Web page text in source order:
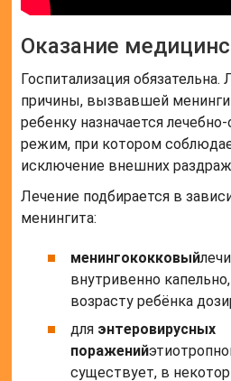
Оказание
Госпитализация обязательна.
причины, вызвавшей
ребенку назначается
режим, при котором
исключение внешних
Лечение подбирается в
менингита:
менингококковый
внутривенно
возрасту ребёнка
для энтеровирусных
поражений
существует, в